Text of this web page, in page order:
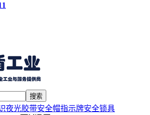
搜索
夜光胶带安全帽指示牌安全锁具